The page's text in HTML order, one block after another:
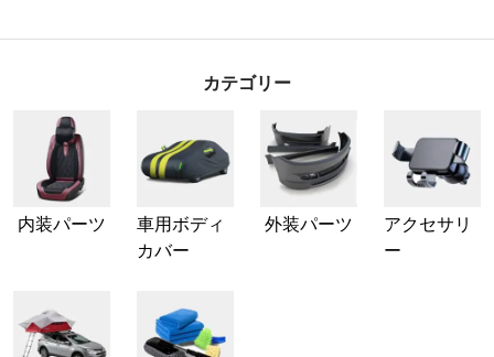
カテゴリー
内装パーツ
車用ボディ
カバー
外装パーツ
アクセサリ
ー